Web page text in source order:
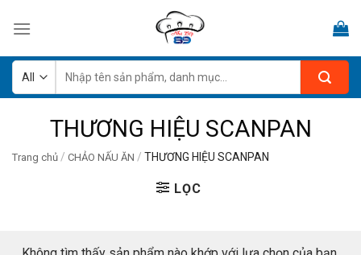
kiếm:
THƯƠNG HIỆU SCANPAN
Trang chủ / CHẢO NẤU ĂN / THƯƠNG HIỆU SCANPAN
LỌC